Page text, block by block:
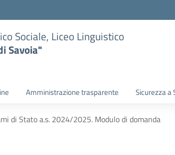
Sociale, Liceo Linguistico
Savoia"
Amministrazione trasparente Sicurezza a
di Stato a.s. 2024/2025. Modulo di domanda